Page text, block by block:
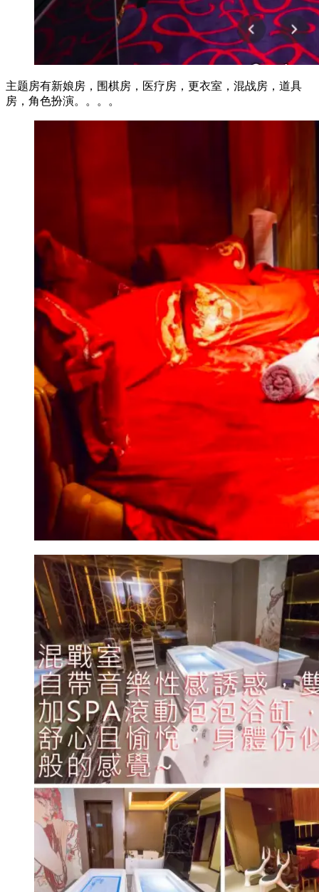
主题房有新娘房，围棋房，医疗房，更衣室，混战房，道具
房，角色扮演。。。。